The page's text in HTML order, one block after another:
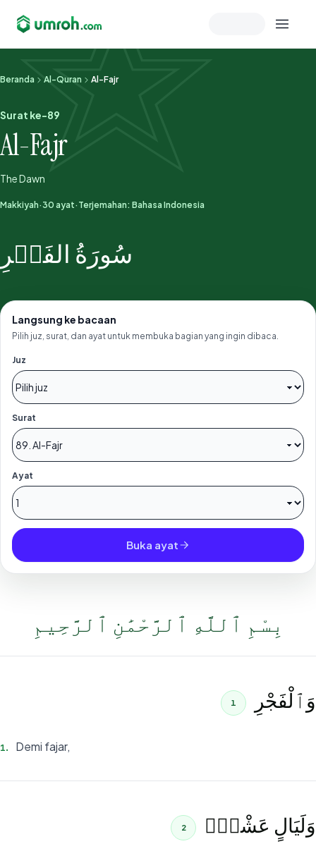
Memeriksa sesi akun
Beranda Al-Quran Al-Fajr
Surat ke-89
Al-Fajr
The Dawn
Makkiyah· 30 ayat· Terjemahan: Bahasa Indonesia
سُورَةُ الفَجۡرِ
Langsung ke bacaan
Pilih juz, surat, dan ayat untuk membuka bagian yang ingin dibaca.
Juz
Surat
Ayat
Buka ayat
بِسْمِ ٱللَّهِ ٱلرَّحْمَٰنِ ٱلرَّحِيمِ
وَٱلْفَجْرِ 1
1. Demi fajar,
وَلَيَالٍ عَشْرٍۢ 2